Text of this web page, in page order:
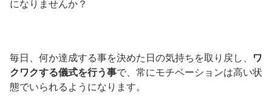
になりませんか？
毎日、何か達成する事を決めた日の気持ちを取り戻し、
ワ
クワクする儀式を行う事で、常にモチベーションは高い状
態でいられるようになります。